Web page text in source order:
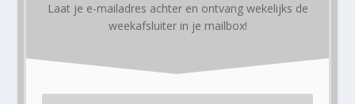
Laat je e-mailadres achter en ontvang wekelijks de
weekafsluiter in je mailbox!